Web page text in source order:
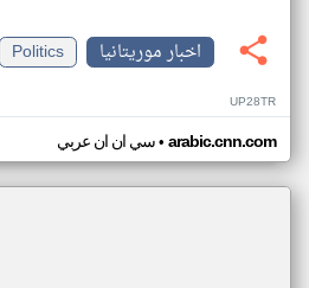
اخبار موريتانيا
Politics
UP28TR
سي ان ان عربي• arabic.cnn.com